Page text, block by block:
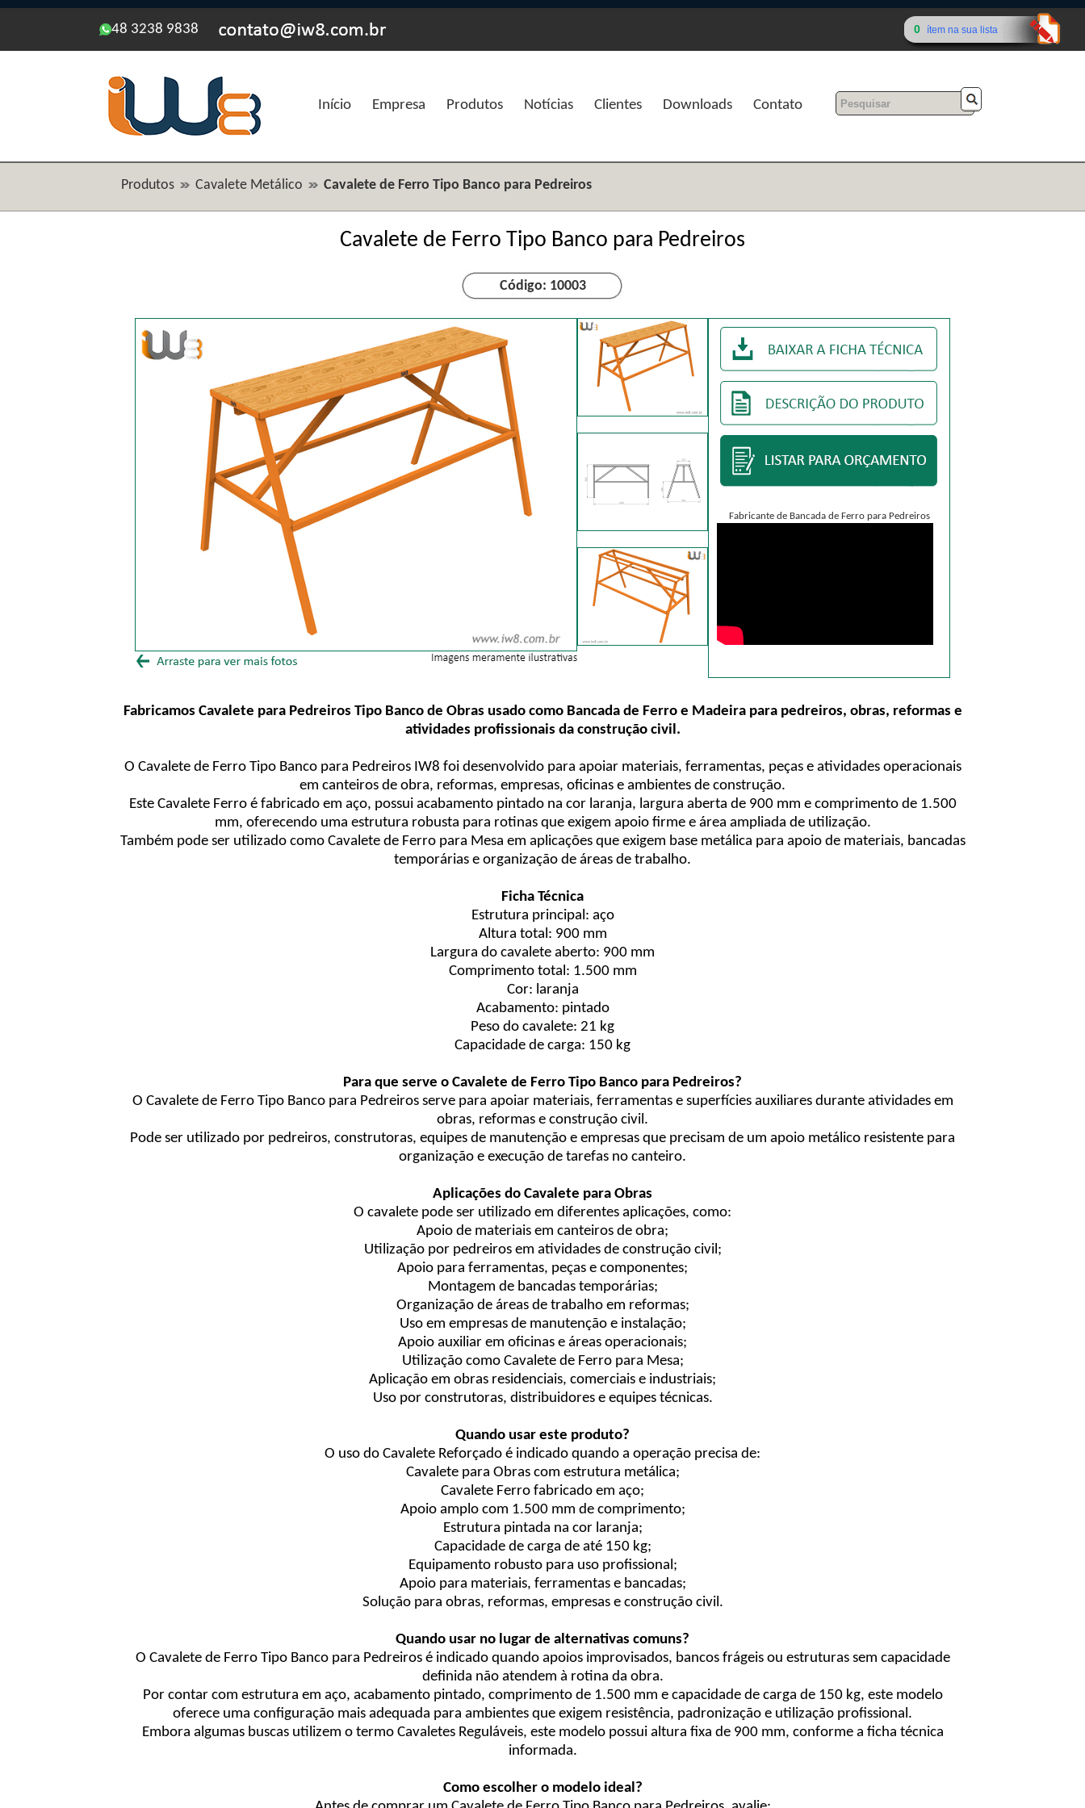
48 3238 9838 0 ítem na sua lista
Início Empresa Produtos Notícias Clientes Downloads Contato
Produtos Cavalete Metálico Cavalete de Ferro Tipo Banco para Pedreiros
Cavalete de Ferro Tipo Banco para Pedreiros
Código: 10003
Fabricante de Bancada de Ferro para Pedreiros
Fabricamos Cavalete para Pedreiros Tipo Banco de Obras usado como Bancada de Ferro e Madeira para pedreiros, obras, reformas e
atividades profissionais da construção civil.
O Cavalete de Ferro Tipo Banco para Pedreiros IW8 foi desenvolvido para apoiar materiais, ferramentas, peças e atividades operacionais
em canteiros de obra, reformas, empresas, oficinas e ambientes de construção.
Este Cavalete Ferro é fabricado em aço, possui acabamento pintado na cor laranja, largura aberta de 900 mm e comprimento de 1.500
mm, oferecendo uma estrutura robusta para rotinas que exigem apoio firme e área ampliada de utilização.
Também pode ser utilizado como Cavalete de Ferro para Mesa em aplicações que exigem base metálica para apoio de materiais, bancadas
temporárias e organização de áreas de trabalho.
Ficha Técnica
Estrutura principal: aço
Altura total: 900 mm
Largura do cavalete aberto: 900 mm
Comprimento total: 1.500 mm
Cor: laranja
Acabamento: pintado
Peso do cavalete: 21 kg
Capacidade de carga: 150 kg
Para que serve o Cavalete de Ferro Tipo Banco para Pedreiros?
O Cavalete de Ferro Tipo Banco para Pedreiros serve para apoiar materiais, ferramentas e superfícies auxiliares durante atividades em
obras, reformas e construção civil.
Pode ser utilizado por pedreiros, construtoras, equipes de manutenção e empresas que precisam de um apoio metálico resistente para
organização e execução de tarefas no canteiro.
Aplicações do Cavalete para Obras
O cavalete pode ser utilizado em diferentes aplicações, como:
Apoio de materiais em canteiros de obra;
Utilização por pedreiros em atividades de construção civil;
Apoio para ferramentas, peças e componentes;
Montagem de bancadas temporárias;
Organização de áreas de trabalho em reformas;
Uso em empresas de manutenção e instalação;
Apoio auxiliar em oficinas e áreas operacionais;
Utilização como Cavalete de Ferro para Mesa;
Aplicação em obras residenciais, comerciais e industriais;
Uso por construtoras, distribuidores e equipes técnicas.
Quando usar este produto?
O uso do Cavalete Reforçado é indicado quando a operação precisa de:
Cavalete para Obras com estrutura metálica;
Cavalete Ferro fabricado em aço;
Apoio amplo com 1.500 mm de comprimento;
Estrutura pintada na cor laranja;
Capacidade de carga de até 150 kg;
Equipamento robusto para uso profissional;
Apoio para materiais, ferramentas e bancadas;
Solução para obras, reformas, empresas e construção civil.
Quando usar no lugar de alternativas comuns?
O Cavalete de Ferro Tipo Banco para Pedreiros é indicado quando apoios improvisados, bancos frágeis ou estruturas sem capacidade
definida não atendem à rotina da obra.
Por contar com estrutura em aço, acabamento pintado, comprimento de 1.500 mm e capacidade de carga de 150 kg, este modelo
oferece uma configuração mais adequada para ambientes que exigem resistência, padronização e utilização profissional.
Embora algumas buscas utilizem o termo Cavaletes Reguláveis, este modelo possui altura fixa de 900 mm, conforme a ficha técnica
informada.
Como escolher o modelo ideal?